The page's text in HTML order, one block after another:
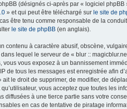
(désignés ci-après par « logiciel
» et qui peut être téléchargé sur le site de
être tenu comme responsable de la
le site de phpBB (en anglais).
contenu à caractère abusif, obscène,
lequel le serveur de « blur ::
vous exposez à un bannissement
de tous les messages est enregistrée afin
le droit de supprimer, de modifier, de
vous acceptez que toutes les
diffusées à une tierce partie sans votre
en cas de tentative de piratage